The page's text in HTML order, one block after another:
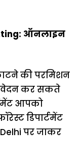
ऑनलाइन
की परमिशन
कर सकते
आपको
डिपार्टमेंट
पर जाकर